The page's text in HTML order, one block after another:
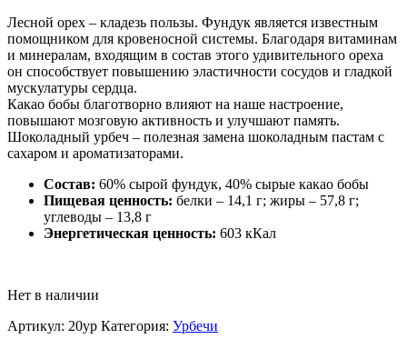
Лесной орех – кладезь пользы. Фундук является известным
помощником для кровеносной системы. Благодаря витаминам
и минералам, входящим в состав этого удивительного ореха
он способствует повышению эластичности сосудов и гладкой
мускулатуры сердца.
Какао бобы благотворно влияют на наше настроение,
повышают мозговую активность и улучшают память.
Шоколадный урбеч – полезная замена шоколадным пастам с
сахаром и ароматизаторами.
Состав: 60% сырой фундук, 40% сырые какао бобы
Пищевая ценность: белки – 14,1 г; жиры – 57,8 г;
углеводы – 13,8 г
Энергетическая ценность: 603 кКал
Нет в наличии
Артикул: 20ур Категория: Урбечи